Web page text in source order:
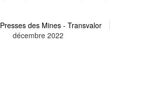
Presses des Mines - Transvalor
décembre 2022